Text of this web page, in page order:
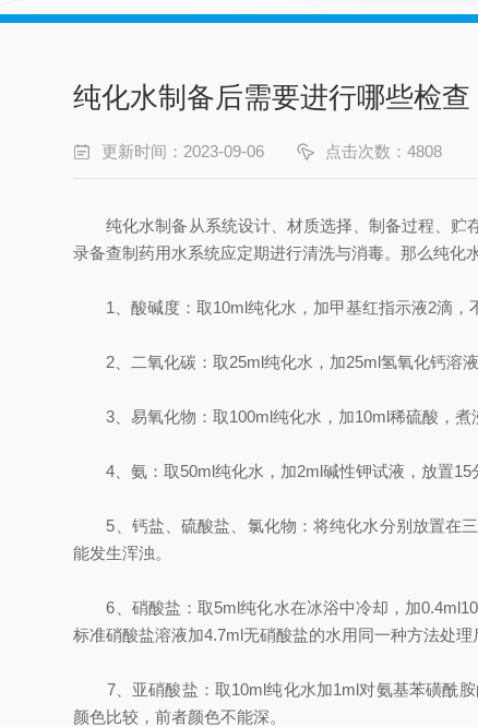
纯化水制备后需要进行哪些检查
更新时间：2023-09-06 点击次数：4808
纯化水制备从系统设计、材质选择、制备过程、贮
录备查制药用水系统应定期进行清洗与消毒。那么纯化
1、酸碱度：取10ml纯化水，加甲基红指示液2滴，
2、二氧化碳：取25ml纯化水，加25ml氢氧化钙溶液
3、易氧化物：取100ml纯化水，加10ml稀硫酸，煮
4、氨：取50ml纯化水，加2ml碱性钾试液，放置15
5、钙盐、硫酸盐、氯化物：将纯化水分别放置在三
能发生浑浊。
6、硝酸盐：取5ml纯化水在冰浴中冷却，加
标准硝酸盐溶液加4.7ml无硝酸盐的水用同一种方法处理
7、亚硝酸盐：取10ml纯化水加1ml对氨基苯磺酰胺
颜色比较，前者颜色不能深。